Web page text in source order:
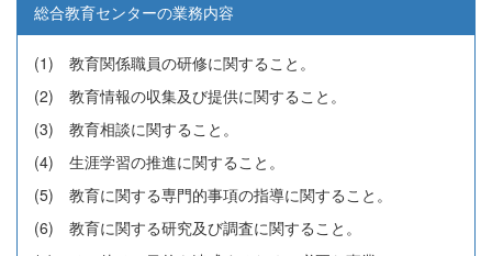
総合教育センターの業務内容
(1) 教育関係職員の研修に関すること。
(2) 教育情報の収集及び提供に関すること。
(3) 教育相談に関すること。
(4) 生涯学習の推進に関すること。
(5) 教育に関する専門的事項の指導に関すること。
(6) 教育に関する研究及び調査に関すること。